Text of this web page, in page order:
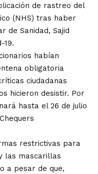
de rastreo del
(NHS) tras haber
de Sanidad, Sajid
19.
habían
obligatoria
ciudadanas
hicieron desistir. Por
hasta el 26 de julio
restrictivas para
las mascarillas
a pesar de que,